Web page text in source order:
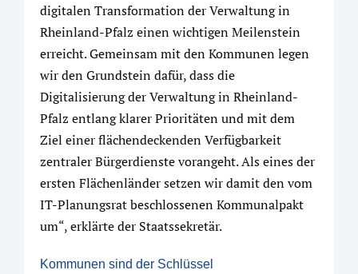
digitalen Transformation der Verwaltung in
Rheinland-Pfalz einen wichtigen Meilenstein
erreicht. Gemeinsam mit den Kommunen legen
wir den Grundstein dafür, dass die
Digitalisierung der Verwaltung in Rheinland-
Pfalz entlang klarer Prioritäten und mit dem
Ziel einer flächendeckenden Verfügbarkeit
zentraler Bürgerdienste vorangeht. Als eines der
ersten Flächenländer setzen wir damit den vom
IT-Planungsrat beschlossenen Kommunalpakt
um“, erklärte der Staatssekretär.
Kommunen sind der Schlüssel